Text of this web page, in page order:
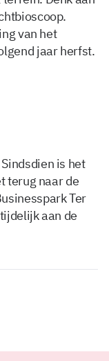
van het
jaar herfst.
is het
terug naar de
Ter
aan de